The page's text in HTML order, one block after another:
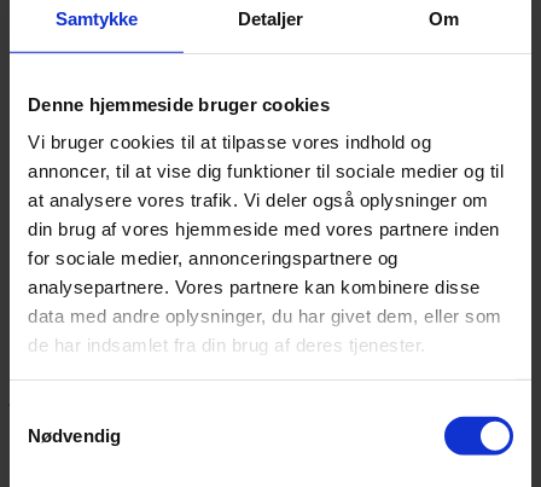
Samtykke Detaljer Om
Denne hjemmeside bruger cookies
Vi bruger cookies til at tilpasse vores indhold og
annoncer, til at vise dig funktioner til sociale medier og til
at analysere vores trafik. Vi deler også oplysninger om
din brug af vores hjemmeside med vores partnere inden
for sociale medier, annonceringspartnere og
analysepartnere. Vores partnere kan kombinere disse
data med andre oplysninger, du har givet dem, eller som
de har indsamlet fra din brug af deres tjenester.
Nødvendig
Navn *
E-mail*
Websted